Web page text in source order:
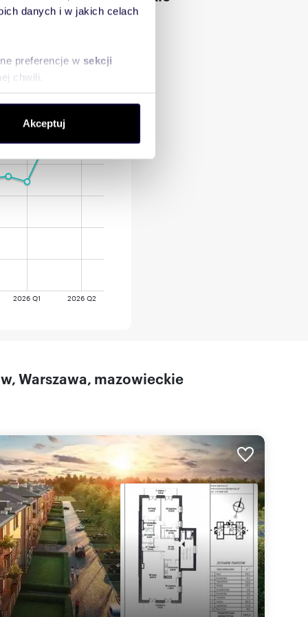
danych i w jakich celach
preferencje w sekcji
chwili.
społecznościowym,
od Ciebie lub
Akceptuj
2026 Q1 2026 Q2
Warszawa, mazowieckie